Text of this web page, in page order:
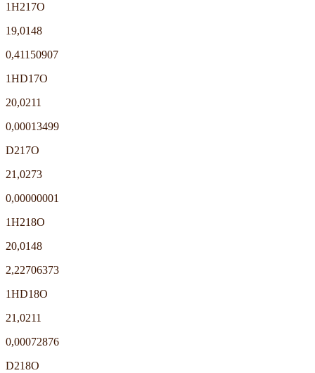
1H217O
19,0148
0,41150907
1HD17O
20,0211
0,00013499
D217O
21,0273
0,00000001
1H218O
20,0148
2,22706373
1HD18O
21,0211
0,00072876
D218O